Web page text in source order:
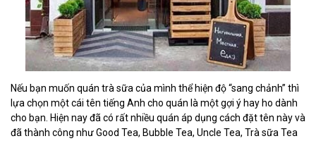
Nếu bạn muốn quán trà sữa của mình thể hiện độ “sang chảnh” thì
lựa chọn một cái tên tiếng Anh cho quán là một gợi ý hay ho dành
cho bạn. Hiện nay đã có rất nhiều quán áp dụng cách đặt tên này và
đã thành công như Good Tea, Bubble Tea, Uncle Tea, Trà sữa Tea